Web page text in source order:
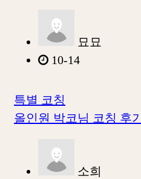
묘묘
10-14
특별 코칭
올인원 박코님 코칭 후기
소희